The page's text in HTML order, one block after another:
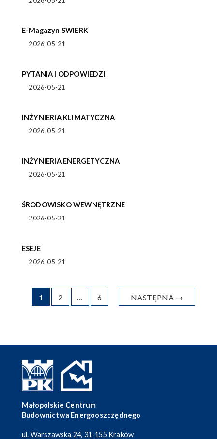
E-Magazyn SWIERK
2026-05-21
PYTANIA I ODPOWIEDZI
2026-05-21
INŻYNIERIA KLIMATYCZNA
2026-05-21
INŻYNIERIA ENERGETYCZNA
2026-05-21
ŚRODOWISKO WEWNĘTRZNE
2026-05-21
ESEJE
2026-05-21
1 2 6 NASTĘPNA →
Małopolskie Centrum
Budownictwa Energooszczędnego
ul. Warszawska 24, 31-155 Kraków